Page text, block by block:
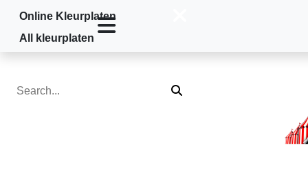
Online Kleurplaten
All kleurplaten
Home